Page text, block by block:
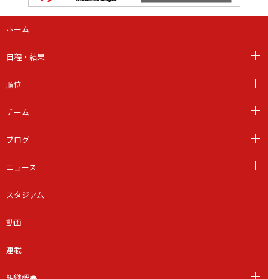
ホーム
日程・結果
順位
チーム
ブログ
ニュース
スタジアム
動画
連載